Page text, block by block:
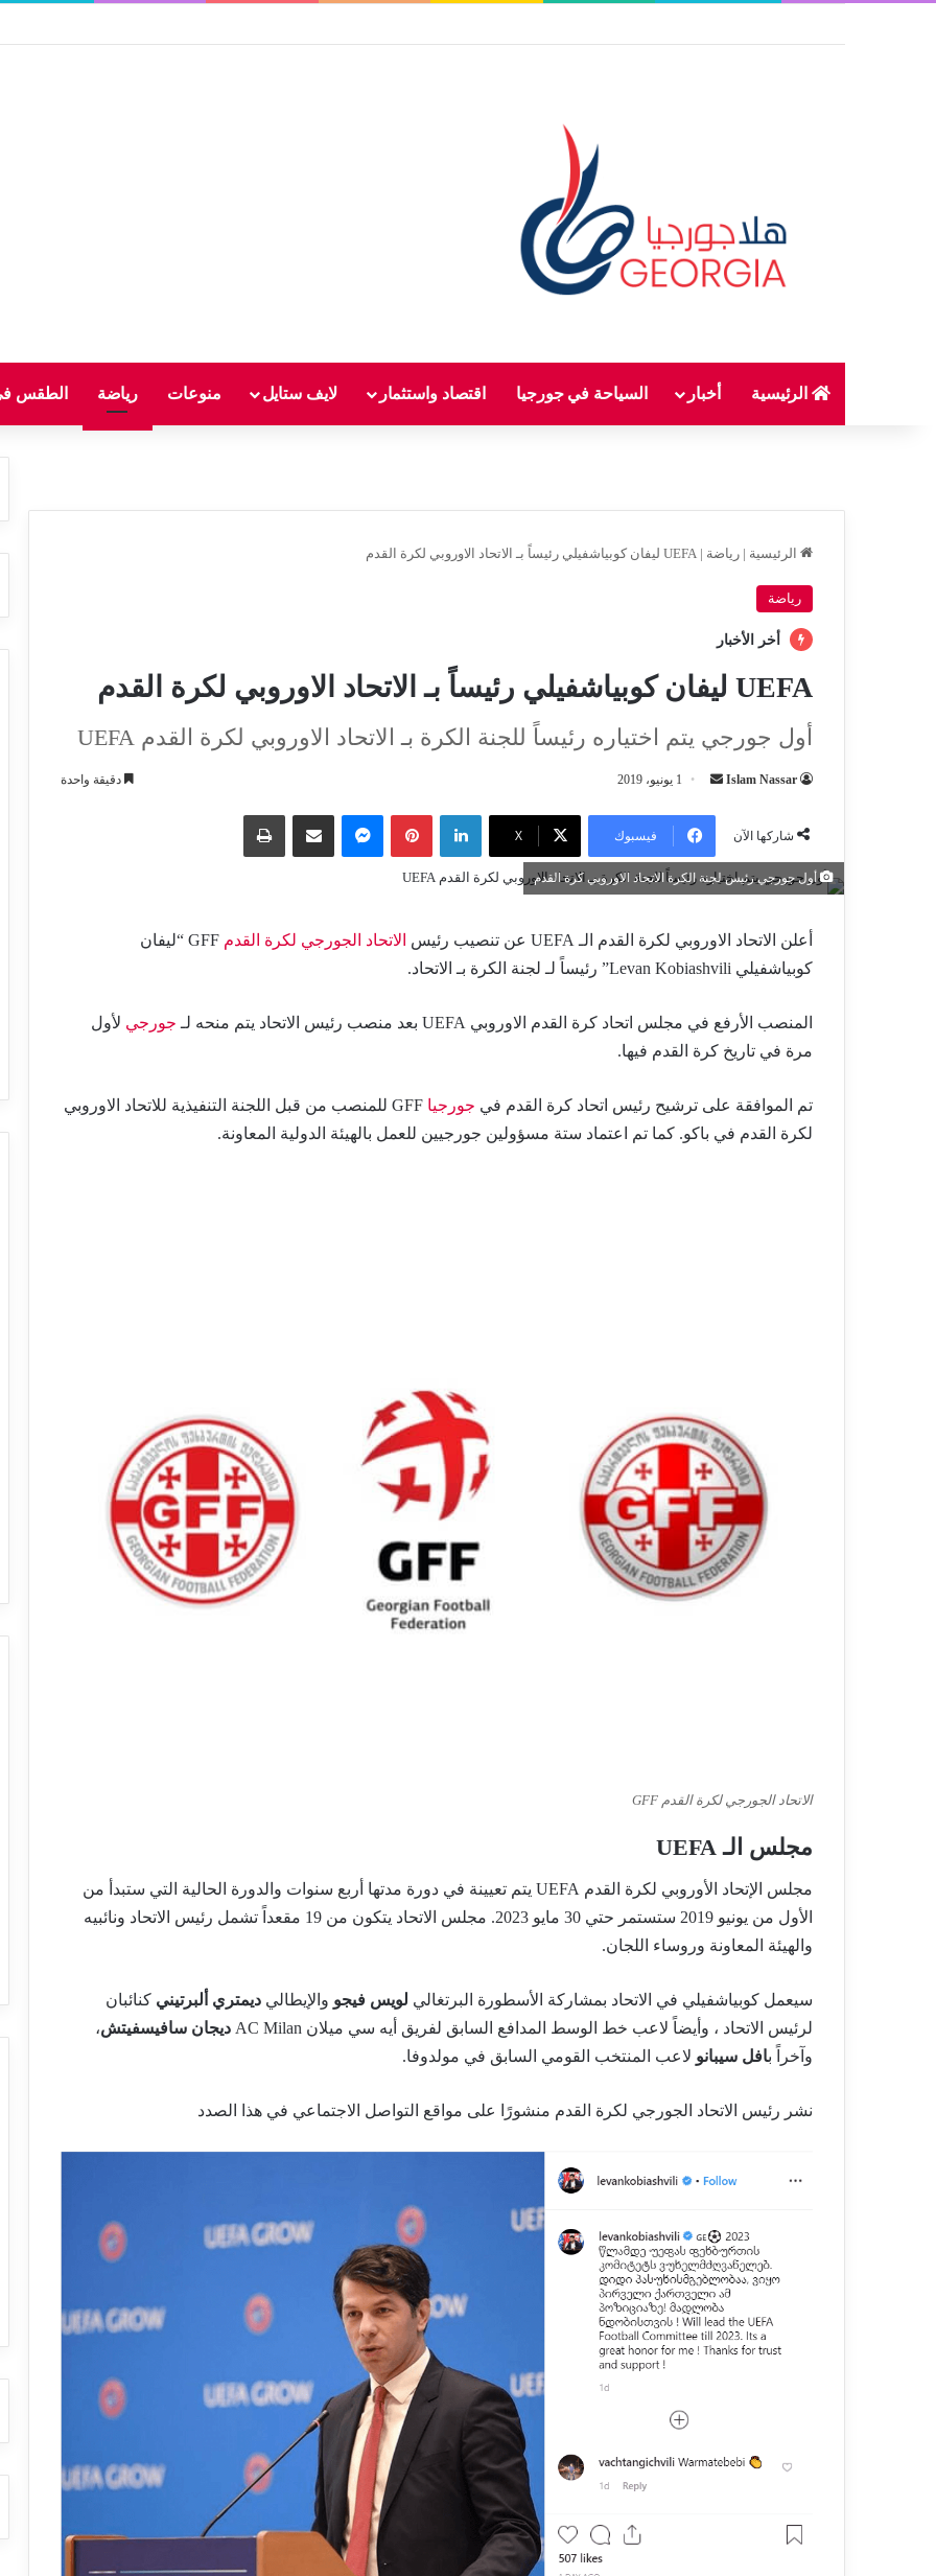
الرئيسية أخبار السياحة في جورجيا اقتصاد واستثمار لايف ستايل منوعات رياضة الطقس
الرئيسية | رياضة | UEFA ليفان كوبياشفيلي رئيساً بـ الاتحاد الاوروبي لكرة القدم
رياضة
أخر الأخبار
UEFA ليفان كوبياشفيلي رئيساً بـ الاتحاد الاوروبي لكرة القدم
أول جورجي يتم اختياره رئيساً للجنة الكرة بـ الاتحاد الاوروبي لكرة القدم UEFA
Islam Nassar
أرسل
إلكترونيا
1 يونيو، 2019 دقيقة واحدة
شاركها الآن فيسبوك ‫X
لينكدإن بينتيريستماسنجر مشاركة عبر البريد طباعة
أول جورجي رئيس لجنة الكرة الاتحاد الاوروبي كرة القدم
أعلن الاتحاد الاوروبي لكرة القدم الـ UEFA عن تنصيب رئيس الاتحاد الجورجي لكرة القدم
GFF “ليفان
كوبياشفيلي Levan Kobiashvili” رئيساً لـ لجنة الكرة بـ الاتحاد.
المنصب الأرفع في مجلس اتحاد كرة القدم الاوروبي UEFA بعد منصب رئيس الاتحاد يتم منحه لـ جورجي لأول
مرة في تاريخ كرة القدم فيها.
تم الموافقة على ترشيح رئيس اتحاد كرة القدم في جورجيا
GFF للمنصب من قبل اللجنة التنفيذية للاتحاد الاوروبي
لكرة القدم في باكو. كما تم اعتماد ستة مسؤولين جورجيين للعمل بالهيئة الدولية المعاونة.
الاتحاد الجورجي لكرة القدم GFF
مجلس الـ UEFA
مجلس الإتحاد الأوروبي لكرة القدم UEFA يتم تعيينة في دورة مدتها أربع سنوات والدورة الحالية التي ستبدأ من
الأول من يونيو 2019 ستستمر حتي 30 مايو 2023. مجلس الاتحاد يتكون من 19 مقعداً تشمل رئيس الاتحاد ونائبيه
والهيئة المعاونة وروساء اللجان.
سيعمل كوبياشفيلي في الاتحاد بمشاركة الأسطورة البرتغالي لويس فيجو والإيطالي ديمتري ألبرتيني كنائبان
لرئيس الاتحاد ، وأيضاً لاعب خط الوسط المدافع السابق لفريق أيه سي ميلان AC Milan
ديجان سافيسفيتش،
وآخراً بافل سيبانو لاعب المنتخب القومي السابق في مولدوفا.
نشر رئيس الاتحاد الجورجي لكرة القدم منشورًا على مواقع التواصل الاجتماعي في هذا الصدد